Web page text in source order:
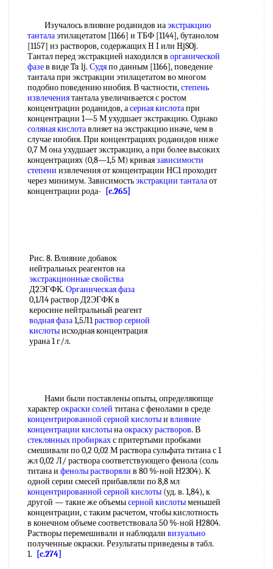
Изучалось влияние роданидов иаэкстракцию
танталаэтилацетатом [1166] и ТБФ [1144], бутанолом
[1157] из растворов, содержащих H I или HjSOj.
Тантал перед экстракцией находился в органической
фазев виде Ta lj. Судяпо данным [1166], поведение
тантала при экстракции этилацетатом во многом
подобно поведению ниобия. В частности,степень
извлечениятантала увеличивается с ростом
концентрации роданидов, асерная кислотапри
концентрации 1—5 М ухудшает экстракцию. Однако
соляная кислотавлияет на экстракцию иначе, чем в
случае ниобия. При концентрациях роданидов ниже
0,7 М она ухудшает экстракцию, а при более высоких
концентрациях (0,8—1,5 М) криваязависимости
степени извлечения от концентрации НС1 проходит
через минимум. Зависимостьэкстракции танталаот
концентрации рода-
[c.265]
Рис. 8. Влияние добавок
нейтральных реагентов на
экстракционные свойства
Д2ЭГФК. Органическая фаза
0,1Л4 раствор Д2ЭГФК в
керосине нейтральный реагент
водная фаза1,5Л1раствор серной
кислотыисходная концентрация
урана 1 г/л.
Нами были поставлены опыты, определяюпще
характерокраски солей титана с фенолами в среде
концентрированной серной кислотыи влияние
концентрации кислотынаокраску растворов. В
стеклянных пробиркахс притертыми пробками
смешивали по 0,2 0,02 М раствора сульфата титана с 1
жл 0,02 Л/ раствора соответствующего фенола (соль
титана и фенолы растворяли в 80 %-ной Н2304). К
одной серии смесей прибавляли по 8,8 мл
концентрированной серной кислоты (уд. в. 1,84), к
другой — такие же объемысерной кислотыменьшей
концентрации, с таким расчетом, чтобы кислотность
в конечном объеме соответствовала 50 %-ной Н2804.
Растворы перемешивали и наблюдали визуально
полученные окраски. Результаты приведены в табл.
1.
[c.274]